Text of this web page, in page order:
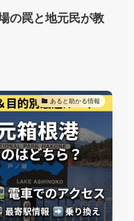
の罠と地元民が教
あると助かる情報